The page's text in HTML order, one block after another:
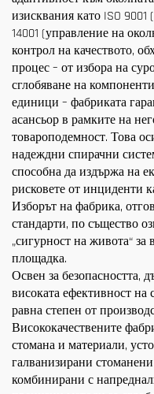
изисквания като ISO 9001
14001 (управление на
контрол на качеството,
процес – от избора на
сглобяване на
единици – фабриката
асансьор в рамките на
товароподемност. Това
надеждни спирачни
способна да издържа на
рисковете от инциденти
Изборът на фабрика,
стандарти, по същество
„сигурност на живота“
площадка.
Освен за безопасността,
високата ефективност на
равна степен от
Висококачествените
стомана и материали,
галванизирани
комбинирани с